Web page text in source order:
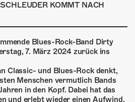
KOMMT NACH
Blues-Rock-Band Dirty
7. März 2024 zurück ins
Classic- und Blues-Rock denkt,
Menschen vermutlich Bands
in den Kopf. Dabei hat das
und erlebt wieder einen Aufwind.